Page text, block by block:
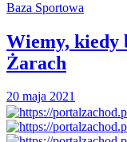
Baza Sportowa
Wiemy, kiedy
Żarach
20 maja 2021